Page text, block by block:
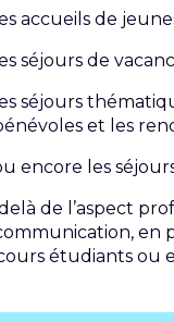
accueils de
séjours de
séjours
et les
encore les
de l’aspect
en
étudiants ou